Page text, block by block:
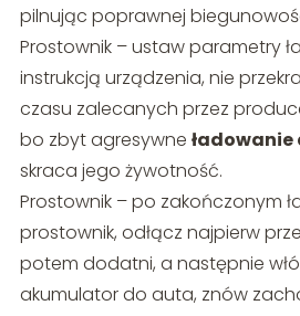
pilnując poprawnej
Prostownik – ustaw parametry
instrukcją urządzenia, nie
czasu zalecanych przez
bo zbyt agresywne
skraca jego żywotność.
Prostownik – po zakończonym
prostownik, odłącz najpierw
potem dodatni, a następnie
akumulator do auta, znów